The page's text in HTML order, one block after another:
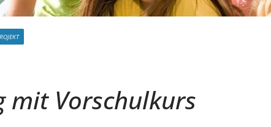
mit Vorschulkurs